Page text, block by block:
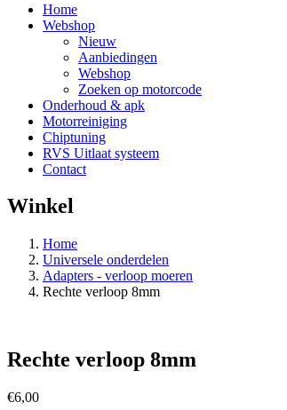
Home
Webshop
Nieuw
Aanbiedingen
Webshop
Zoeken op motorcode
Onderhoud & apk
Motorreiniging
Chiptuning
RVS Uitlaat systeem
Contact
Winkel
Home
Universele onderdelen
Adapters - verloop moeren
Rechte verloop 8mm
Rechte verloop 8mm
€6,00